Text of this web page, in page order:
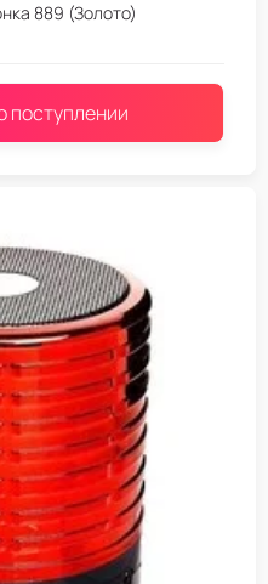
889 (Золото)
поступлении